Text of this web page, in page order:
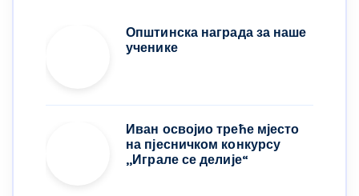
Општинска награда за наше
ученике
Иван освојио треће мјесто
на пјесничком конкурсу
,,Играле се делије“